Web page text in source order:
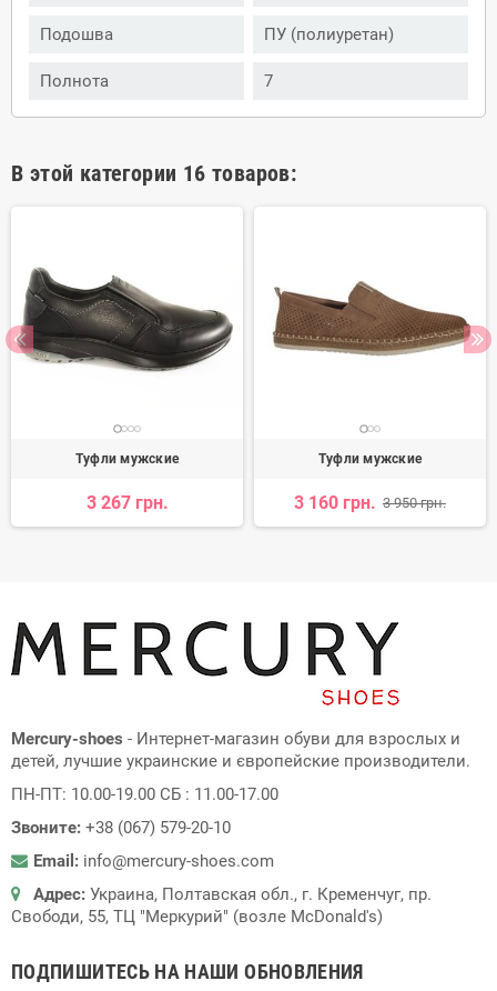
Подошва ПУ (полиуретан)
Полнота 7
В этой категории 16 товаров:
Туфли мужские
3 267 грн.
Туфли мужские
3 160 грн. 3 950 грн.
Mercury-shoes - Интернет-магазин обуви для взрослых и
детей, лучшие украинские и європейские производители.
ПН-ПТ: 10.00-19.00 СБ : 11.00-17.00
Звоните: +38 (067) 579-20-10
Email: info@mercury-shoes.com
Адрес: Украина, Полтавская обл., г. Кременчуг, пр.
Свободи, 55, ТЦ "Меркурий" (возле McDonald's)
ПОДПИШИТЕСЬ НА НАШИ ОБНОВЛЕНИЯ